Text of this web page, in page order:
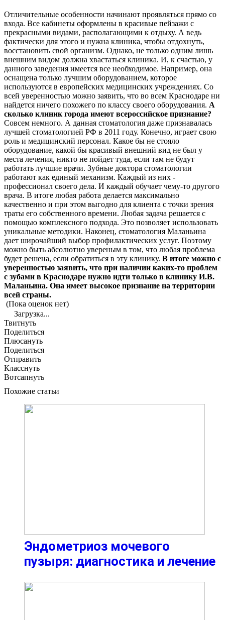
Отличительные особенности начинают проявляться прямо со
входа. Все кабинеты оформлены в красивые пейзажи с
прекрасными видами, располагающими к отдыху. А ведь
фактически для этого и нужна клиника, чтобы отдохнуть,
восстановить свой организм. Однако, не только одним лишь
внешним видом должна хвастаться клиника. И, к счастью, у
данного заведения имеется все необходимое. Например, она
оснащена только лучшим оборудованием, которое
используются в европейских медицинских учреждениях. Со
всей уверенностью можно заявить, что во всем Краснодаре ни
найдется ничего похожего по классу своего оборудования. А
сколько клиник города имеют всероссийское признание?
Совсем немного. А данная стоматология даже признавалась
лучшей стоматологией РФ в 2011 году. Конечно, играет свою
роль и медицинский персонал. Какое бы не стояло
оборудование, какой бы красивый внешний вид не был у
места лечения, никто не пойдет туда, если там не будут
работать лучшие врачи. Зубные доктора стоматологии
работают как единый механизм. Каждый из них -
профессионал своего дела. И каждый обучает чему-то другого
врача. В итоге любая работа делается максимально
качественно и при этом выгодно для клиента с точки зрения
траты его собственного времени. Любая задача решается с
помощью комплексного подхода. Это позволяет использовать
уникальные методики. Наконец, стоматология Маланьина
дает широчайший выбор профилактических услуг. Поэтому
можно быть абсолютно увереным в том, что любая проблема
будет решена, если обратиться в эту клинику. В итоге можно с
уверенностью заявить, что при наличии каких-то проблем
с зубами в Краснодаре нужно идти только в клинику И.В.
Маланьина. Она имеет высокое признание на территории
всей страны.
(Пока оценок нет)
Загрузка...
Твитнуть
Поделиться
Плюсануть
Поделиться
Отправить
Класснуть
Вотсапнуть
Похожие статьи
Эндометриоз мочевого
пузыря: диагностика и лечение